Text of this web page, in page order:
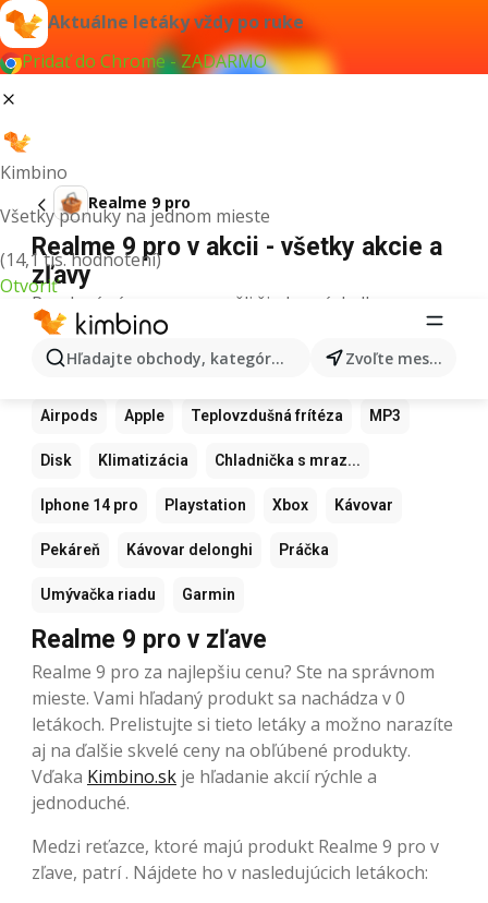
Aktuálne letáky vždy po ruke
Pridať do Chrome - ZADARMO
Kimbino
Všetky ponuky na jednom mieste
(14,1 tis. hodnotení)
Otvoriť
Hľadajte obchody, kategórie, produkty... Zvoľte mesto
Realme 9 pro
Realme 9 pro v akcii - všetky akcie a
zľavy
Pre daný výraz sme nenašli žiadne výsledky.
Ďalšie obľúbené produkty
Samsung Xiaomi Apple Watch
Airpods Apple Teplovzdušná frítéza MP3
Disk Klimatizácia Chladnička s mraz...
Iphone 14 pro Playstation Xbox Kávovar
Pekáreň Kávovar delonghi Práčka
Umývačka riadu Garmin
Realme 9 pro v zľave
Realme 9 pro za najlepšiu cenu? Ste na správnom
mieste. Vami hľadaný produkt sa nachádza v 0
letákoch. Prelistujte si tieto letáky a možno narazíte
aj na ďalšie skvelé ceny na obľúbené produkty.
Vďaka Kimbino.sk je hľadanie akcií rýchle a
jednoduché.
Medzi reťazce, ktoré majú produkt Realme 9 pro v
zľave, patrí . Nájdete ho v nasledujúcich letákoch: